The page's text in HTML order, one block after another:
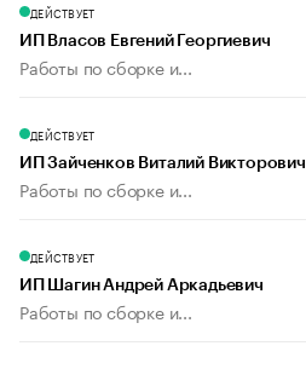
ДЕЙСТВУЕТ
ИП Власов Евгений Георгиевич
Работы по сборке и...
ДЕЙСТВУЕТ
ИП Зайченков Виталий Викторович
Работы по сборке и...
ДЕЙСТВУЕТ
ИП Шагин Андрей Аркадьевич
Работы по сборке и...